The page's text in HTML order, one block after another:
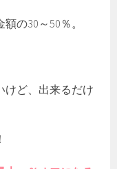
の30～50％。
けど、出来るだけ